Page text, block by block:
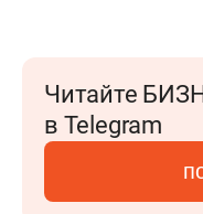
Читайте
в Telegram